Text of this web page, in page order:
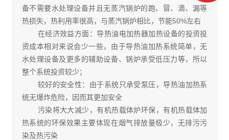
备不需要水处理设备并且无蒸汽锅炉的跑、冒、滴、漏等
热损失，热利用率很高，与蒸汽锅炉相比，节能50%左右
在经济效益方面：导热油电加热器加热设备的投资投
资成本相对来说会少一些，由于导热油加热系统简单，无
水处理设备及更多的辅助设备、锅炉承受低压力等，所以
整个系统投资较少；
较好的安全性：由于系统只承受泵压，导热油加热系
统无爆炸危险，因而其更加安全
污染将大大减少，有机热载体炉环保，有机热载体加
热系统的环保效果主要体现在烟气排放量极少，无排污污
染及热污染